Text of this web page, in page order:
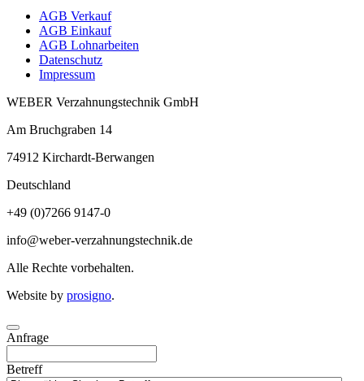
AGB Verkauf
AGB Einkauf
AGB Lohnarbeiten
Datenschutz
Impressum
WEBER Verzahnungstechnik GmbH
Am Bruchgraben 14
74912 Kirchardt-Berwangen
Deutschland
+49 (0)7266 9147-0
info@weber-verzahnungstechnik.de
Alle Rechte vorbehalten.
Website by prosigno.
Anfrage
Betreff